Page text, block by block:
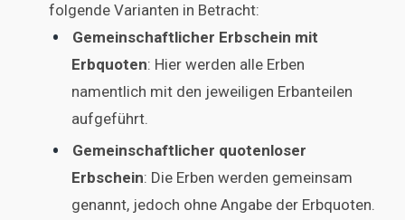
folgende Varianten in Betracht:
Gemeinschaftlicher Erbschein mit
Erbquoten: Hier werden alle Erben
namentlich mit den jeweiligen Erbanteilen
aufgeführt.
Gemeinschaftlicher quotenloser
Erbschein: Die Erben werden gemeinsam
genannt, jedoch ohne Angabe der Erbquoten.